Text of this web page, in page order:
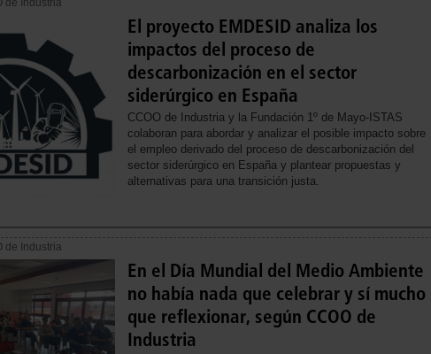
de Industria
El proyecto EMDESID analiza los
impactos del proceso de
descarbonización en el sector
siderúrgico en España
CCOO de Industria y la Fundación 1º de Mayo-ISTAS
colaboran para abordar y analizar el posible impacto sobre
el empleo derivado del proceso de descarbonización del
sector siderúrgico en España y plantear propuestas y
alternativas para una transición justa.
de Industria
En el Día Mundial del Medio Ambiente
no había nada que celebrar y sí mucho
que reflexionar, según CCOO de
Industria